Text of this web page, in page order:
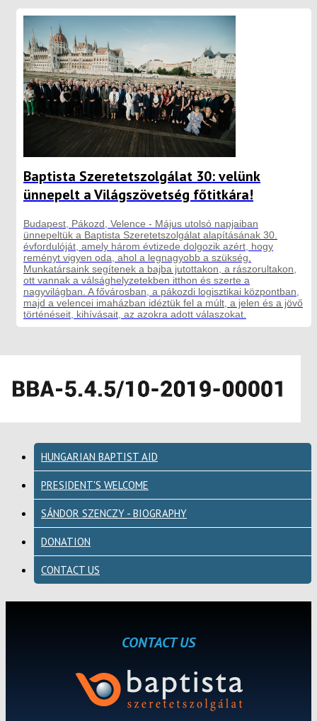
Baptista Szeretetszolgálat 30: velünk
ünnepelt a Világszövetség főtitkára!
Budapest, Pákozd, Velence - Május utolsó napjaiban
ünnepeltük a Baptista Szeretetszolgálat alapításának 30.
évfordulóját, amely három évtizede dolgozik azért, hogy
reményt vigyen oda, ahol a legnagyobb a szükség.
Munkatársaink segítenek a bajba jutottakon, a rászorultakon,
ott vannak a válsághelyzetekben itthon és szerte a
nagyvilágban. A fővárosban, a pákozdi logisztikai központban,
majd a velencei imaházban idéztük fel a múlt, a jelen és a jövő
történéseit, kihívásait, az azokra adott válaszokat.
HUNGARIAN BAPTIST AID
PRESIDENT'S WELCOME
SÁNDOR SZENCZY - BIOGRAPHY
DONATION
CONTACT US
CONTACT US